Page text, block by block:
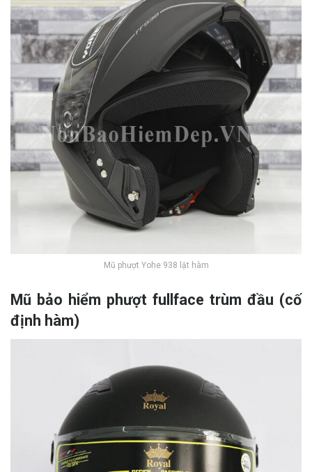
Mũ phượt Yohe 938 lật hàm
Mũ bảo hiểm phượt fullface trùm đầu (cố
định hàm)